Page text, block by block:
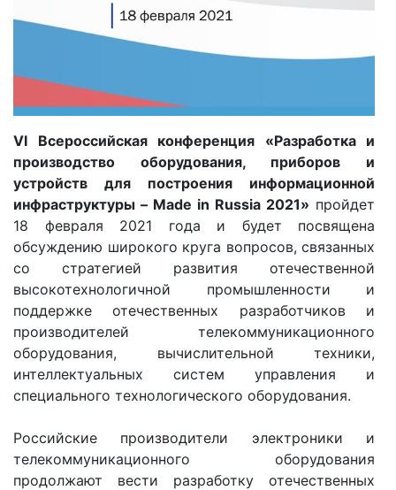
VI Всероссийская конференция «Разработка и
производство оборудования, приборов и
устройств для построения информационной
инфраструктуры – Made in Russia 2021» пройдет
18 февраля 2021 года и будет посвящена
обсуждению широкого круга вопросов, связанных
со стратегией развития отечественной
высокотехнологичной промышленности и
поддержке отечественных разработчиков и
производителей телекоммуникационного
оборудования, вычислительной техники,
интеллектуальных систем управления и
специального технологического оборудования.
Российские производители электроники и
телекоммуникационного оборудования
продолжают вести разработку отечественных